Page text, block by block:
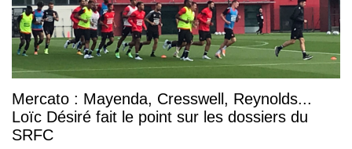
Mercato : Mayenda, Cresswell, Reynolds...
Loïc Désiré fait le point sur les dossiers du
SRFC